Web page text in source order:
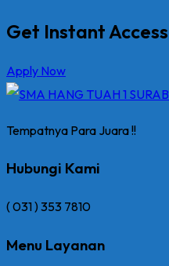
Get Instant
Apply Now
Tempatnya Para Juara !!
Hubungi Kami
( 031 ) 353 7810
Menu Layanan